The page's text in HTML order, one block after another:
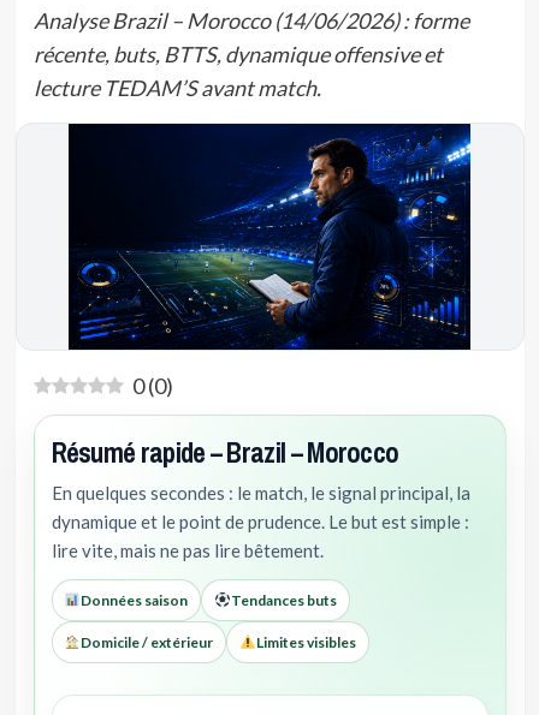
Analyse Brazil – Morocco (14/06/2026) : forme
récente, buts, BTTS, dynamique offensive et
lecture TEDAM’S avant match.
0(0)
Résumé rapide – Brazil – Morocco
En quelques secondes : le match, le signal principal, la
dynamique et le point de prudence. Le but est simple :
lire vite, mais ne pas lire bêtement.
Données saison Tendances buts
Domicile / extérieur Limites visibles